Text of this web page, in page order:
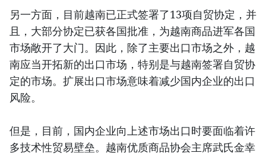
另一方面，目前越南已正式签署了13项自贸协定，并
且，大部分协定已获各国批准，为越南商品进军各国
市场敞开了大门。因此，除了主要出口市场之外，越
南应当开拓新的出口市场，特别是与越南签署自贸协
定的市场。扩展出口市场意味着减少国内企业的出口
风险。
但是，目前，国内企业向上述市场出口时要面临着许
多技术性贸易壁垒。越南优质商品协会主席武氏金幸